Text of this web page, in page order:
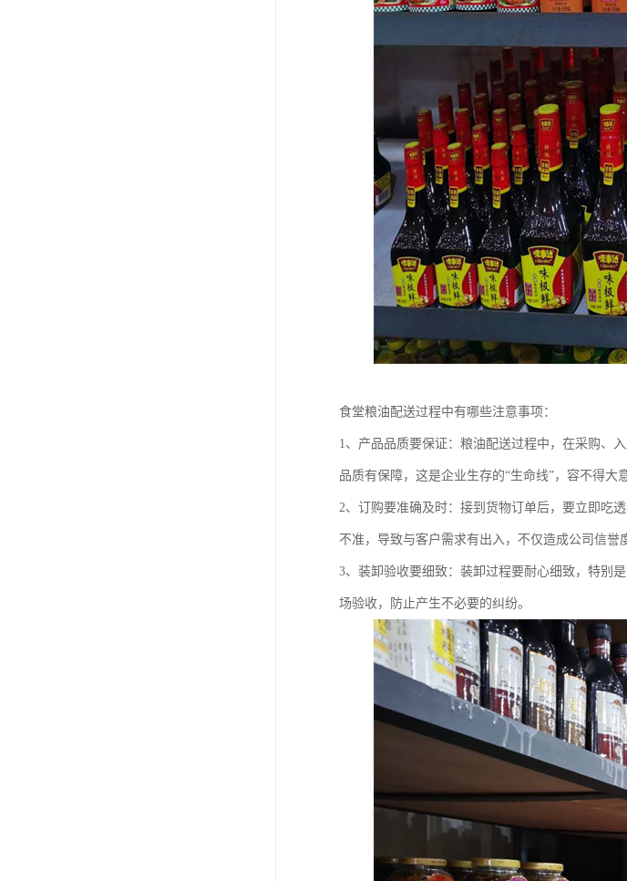
食堂粮油配送过程中有哪些注意事项：
1、产品品质要保证：粮油配送过程中，在采购、
品质有保障，这是企业生存的“生命线”，容不得大意
2、订购要准确及时：接到货物订单后，要立即吃
不准，导致与客户需求有出入，不仅造成公司信誉
3、装卸验收要细致：装卸过程要耐心细致，特别
场验收，防止产生不必要的纠纷。